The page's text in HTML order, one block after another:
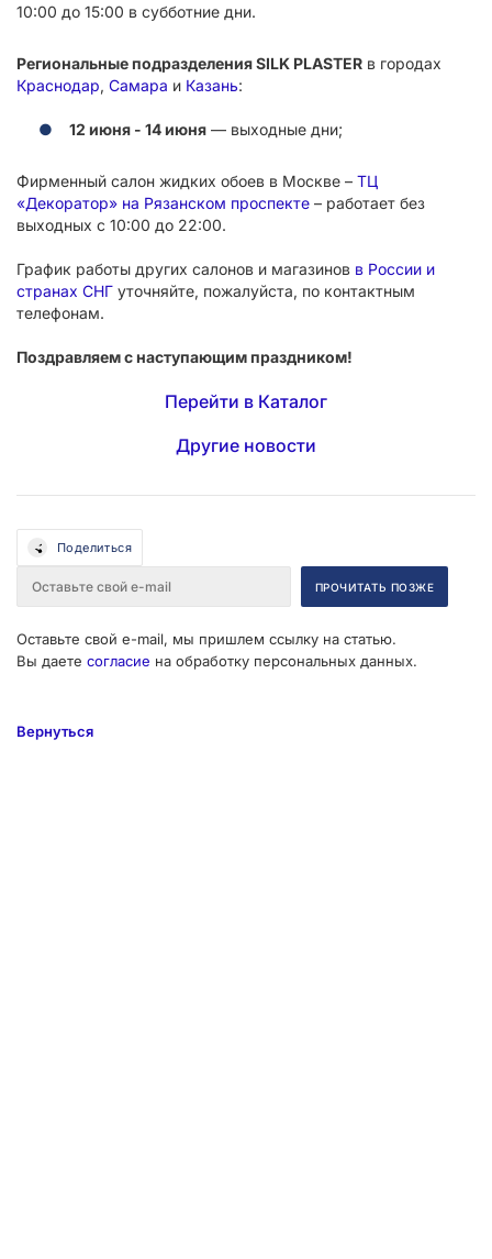
10:00 до 15:00 в субботние дни.
Региональные подразделения SILK PLASTER в городах
Краснодар, Самара и Казань:
12 июня - 14 июня — выходные дни;
Фирменный салон жидких обоев в Москве – ТЦ
«Декоратор» на Рязанском проспекте – работает без
выходных с 10:00 до 22:00.
График работы других салонов и магазинов в России и
странах СНГ уточняйте, пожалуйста, по контактным
телефонам.
Поздравляем с наступающим праздником!
Перейти в Каталог
Другие новости
Поделиться
Оставьте свой e-mail, мы пришлем ссылку на статью.
Вы даете согласие на обработку персональных данных.
Вернуться